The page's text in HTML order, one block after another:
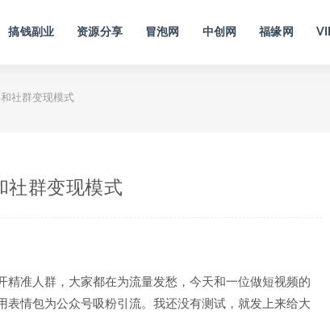
搞钱副业 资源分享 冒泡网 中创网 福缘网
社群变现模式
社群变现模式
准人群，大家都在为流量发愁，今天和一位做短视频的
情包为公众号吸粉引流。我还没有测试，就发上来给大